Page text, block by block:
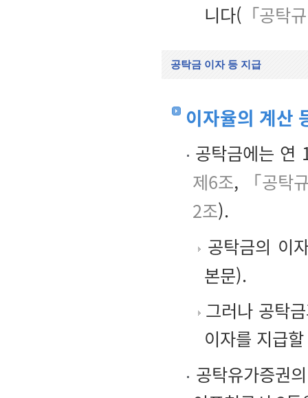
니다( 「공탁
공탁금 이자 등 지급
이자율의 계산
공탁금에는 연
제6조,
「공탁
2조).
공탁금의 이
본문).
그러나 공탁
이자를 지급
공탁유가증권